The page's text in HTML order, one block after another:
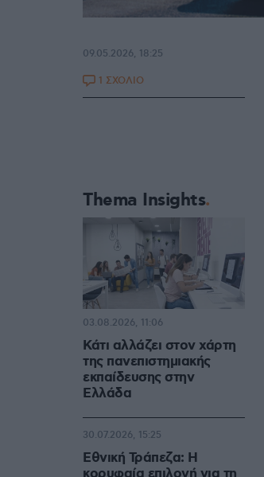
09.05.2026, 18:25
1 ΣΧΟΛΙΟ
Thema Insights
Κάτι αλλάζει στον χάρτη
της πανεπιστημιακής
εκπαίδευσης στην
Ελλάδα
03.08.2026, 11:06
Εθνική Τράπεζα: Η
30.07.2026, 15:25